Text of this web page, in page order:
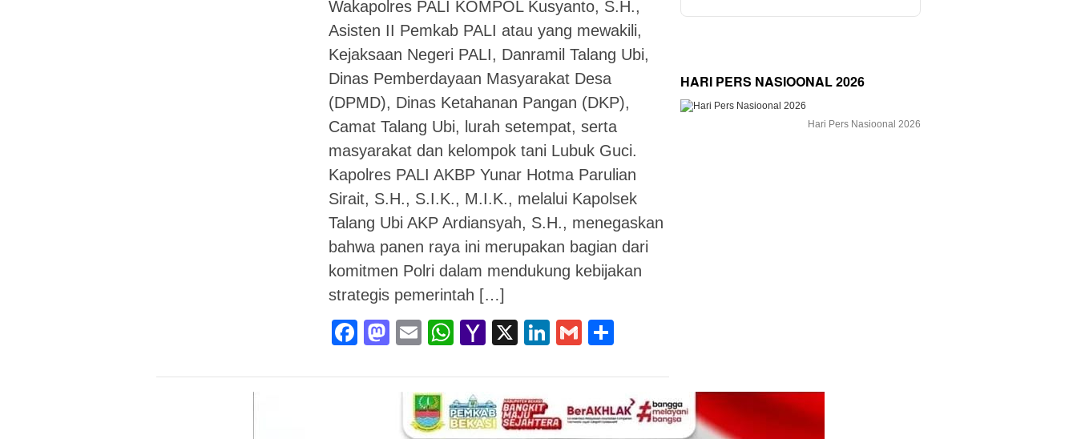
Wakapolres PALI KOMPOL Kusyanto, S.H.,
Asisten II Pemkab PALI atau yang mewakili,
Kejaksaan Negeri PALI, Danramil Talang Ubi,
Dinas Pemberdayaan Masyarakat Desa
(DPMD), Dinas Ketahanan Pangan (DKP),
Camat Talang Ubi, lurah setempat, serta
masyarakat dan kelompok tani Lubuk Guci.
Kapolres PALI AKBP Yunar Hotma Parulian
Sirait, S.H., S.I.K., M.I.K., melalui Kapolsek
Talang Ubi AKP Ardiansyah, S.H., menegaskan
bahwa panen raya ini merupakan bagian dari
komitmen Polri dalam mendukung kebijakan
strategis pemerintah […]
Facebook
Mastodon
EmailWhatsApp
Yahoo
X LinkedIn
Gmail
HARI PERS NASIOONAL 2026
Hari Pers Nasioonal 2026